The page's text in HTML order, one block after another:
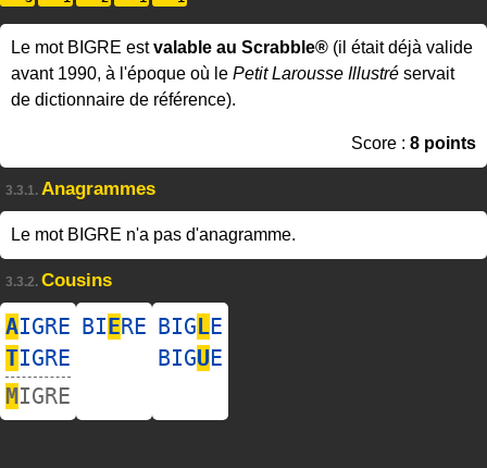
Le mot BIGRE estvalable au Scrabble® (il était déjà valide
avant 1990, à l'époque où le Petit Larousse Illustré servait
de dictionnaire de référence).
Score : 8 points
3.3.1. Anagrammes
Le mot BIGRE n'a pas d'anagramme.
3.3.2. Cousins
AIGRE
TIGRE
MIGRE
BIERE BIGLE
BIGUE